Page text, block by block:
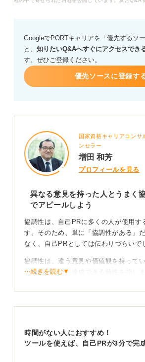
ルすべき点があれば、アドバイスをお
GoogleでPORTキャリアを「優先するソ
と、 知りたいQ&Aへすぐにアクセスでき
す。ぜひご登録ください。
優先ソースに登録す
国家資格キャリアコンサ
ンセラー
増田 和芳
プロフィールを見る
異なる意見を持った人とうまく
でアピールしよう
協調性は、自己PRに多くの人が使用す
す。そのため、単に「協調性がある」
なく、自己PRとしては伝わりづらいで
協調性は、違う意見や価値観を持って
して同じ目標を達成できる特性を指しま
ても、お互いのメリットになる部分を
試合に臨んだ」のように表現すれば良
⋯続きを読む▼
時間がない人におすすめ！
ツールを使えば、自己PRが3分で完